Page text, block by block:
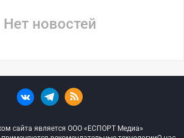
Нет новостей
сайта является ООО «ЕСПОРТ Медиа»